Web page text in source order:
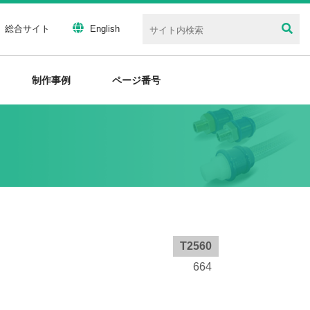
総合サイト English
制作事例 ページ番号
T2560
664